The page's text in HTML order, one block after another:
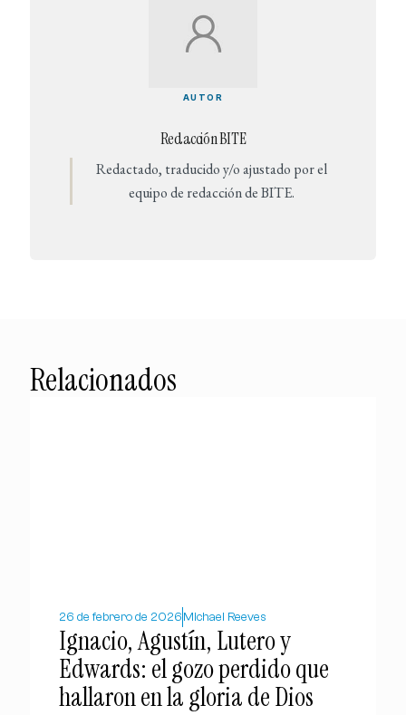
AUTOR
Redacción BITE
Redactado, traducido y/o ajustado por el
equipo de redacción de BITE.
Relacionados
26 de febrero de 2026 Michael Reeves
Ignacio, Agustín, Lutero y
Edwards: el gozo perdido que
hallaron en la gloria de Dios